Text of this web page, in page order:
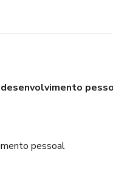
desenvolvimento
pessoal